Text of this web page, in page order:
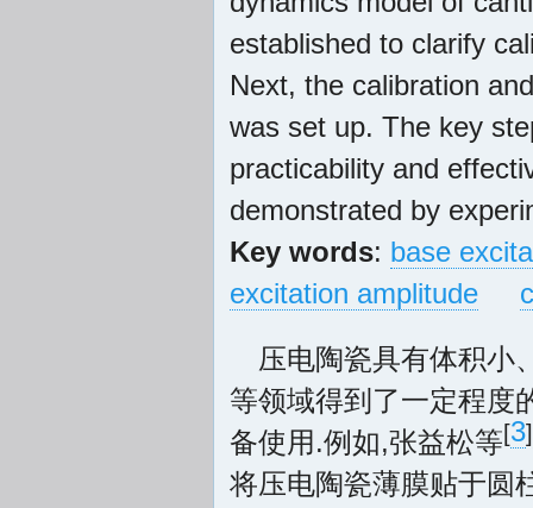
established to clarify
Next, the calibration
was set up. The key
practicability and
demonstrated by
Key words: base
excitation amplitude
压电陶瓷具有体积小
等领域得到了一定程度
备使用.例如,张益松等[3]
将压电陶瓷薄膜贴于圆